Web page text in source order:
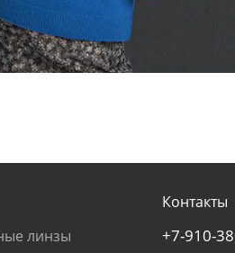
линзы
Контакты
+7-910-